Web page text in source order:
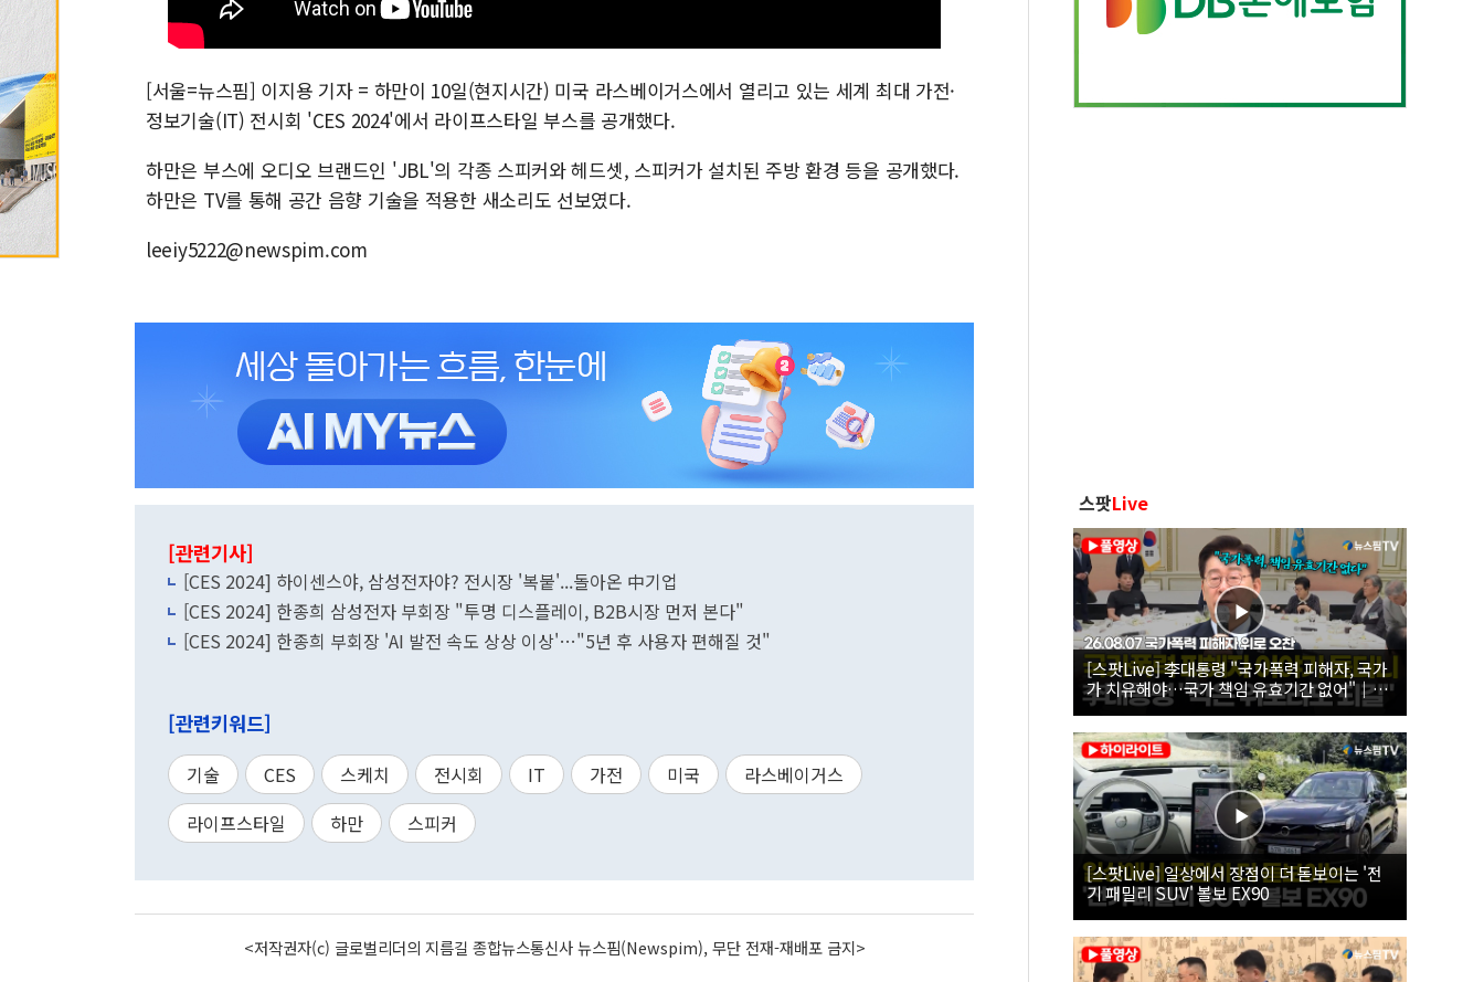
[서울=뉴스핌] 이지용 기자 = 하만이 10일(현지시간) 미국 라스베이거스에서 열리고 있는 세계 최대 가전·
정보기술(IT) 전시회 'CES 2024'에서 라이프스타일 부스를 공개했다.
하만은 부스에 오디오 브랜드인 'JBL'의 각종 스피커와 헤드셋, 스피커가 설치된 주방 환경 등을 공개했다.
하만은 TV를 통해 공간 음향 기술을 적용한 새소리도 선보였다.
leeiy5222@newspim.com
[관련기사]
[CES 2024] 하이센스야, 삼성전자야? 전시장 '복붙'...돌아온 中기업
[CES 2024] 한종희 삼성전자 부회장 "투명 디스플레이, B2B시장 먼저 본다"
[CES 2024] 한종희 부회장 'AI 발전 속도 상상 이상'…"5년 후 사용자 편해질 것"
[관련키워드]
기술 CES 스케치 전시회 IT 가전 미국
라스베이거스
라이프스타일
하만 스피커
<저작권자(c) 글로벌리더의 지름길 종합뉴스통신사 뉴스핌(Newspim), 무단 전재-재배포 금지>
스팟Live
[스팟Live] 李대통령 "국가폭력 피해자, 국가
가 치유해야…국가 책임 유효기간 없어"｜
26.08.07 국가폭력 피해자 위로 오찬
[스팟Live] 일상에서 장점이 더 돋보이는 '전
기 패밀리 SUV' 볼보 EX90